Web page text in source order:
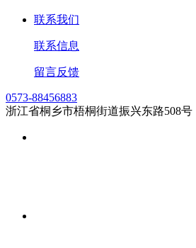
联系我们
联系信息
留言反馈
0573-88456883
浙江省桐乡市梧桐街道振兴东路508号